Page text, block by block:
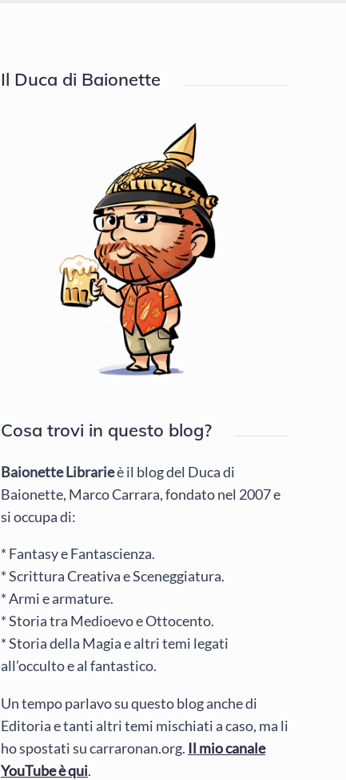
Il Duca di Baionette
Cosa trovi in questo blog?
Baionette Librarieè il blog del Duca di
Baionette, Marco Carrara, fondato nel 2007 e
si occupa di:
* Fantasy e Fantascienza.
* Scrittura Creativa e Sceneggiatura.
* Armi e armature.
* Storia tra Medioevo e Ottocento.
* Storia della Magia e altri temi legati
all’occulto e al fantastico.
Un tempo parlavo su questo blog anche di
Editoria e tanti altri temi mischiati a caso, ma li
ho spostati su carraronan.org. Il mio canale
YouTube è qui.